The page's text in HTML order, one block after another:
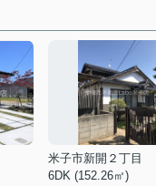
米子市新開２丁目
6DK (152.26㎡)